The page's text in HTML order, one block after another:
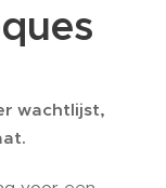
wachtlijst,